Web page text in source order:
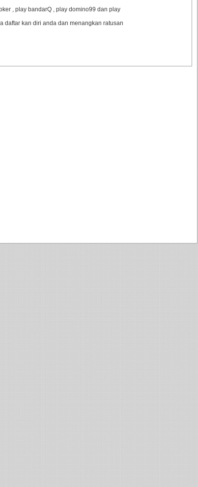
, play bandarQ , play domino99 dan play
daftar kan diri anda dan menangkan ratusan